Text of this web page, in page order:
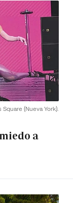
(Nueva York).
a